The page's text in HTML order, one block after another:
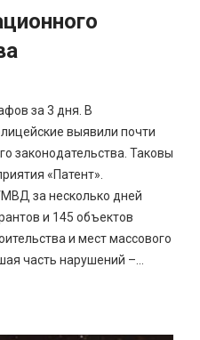
за 3 дня. В
выявили почти
законодательства. Таковы
«Патент».
за несколько дней
и 145 объектов
и мест массового
часть нарушений –...